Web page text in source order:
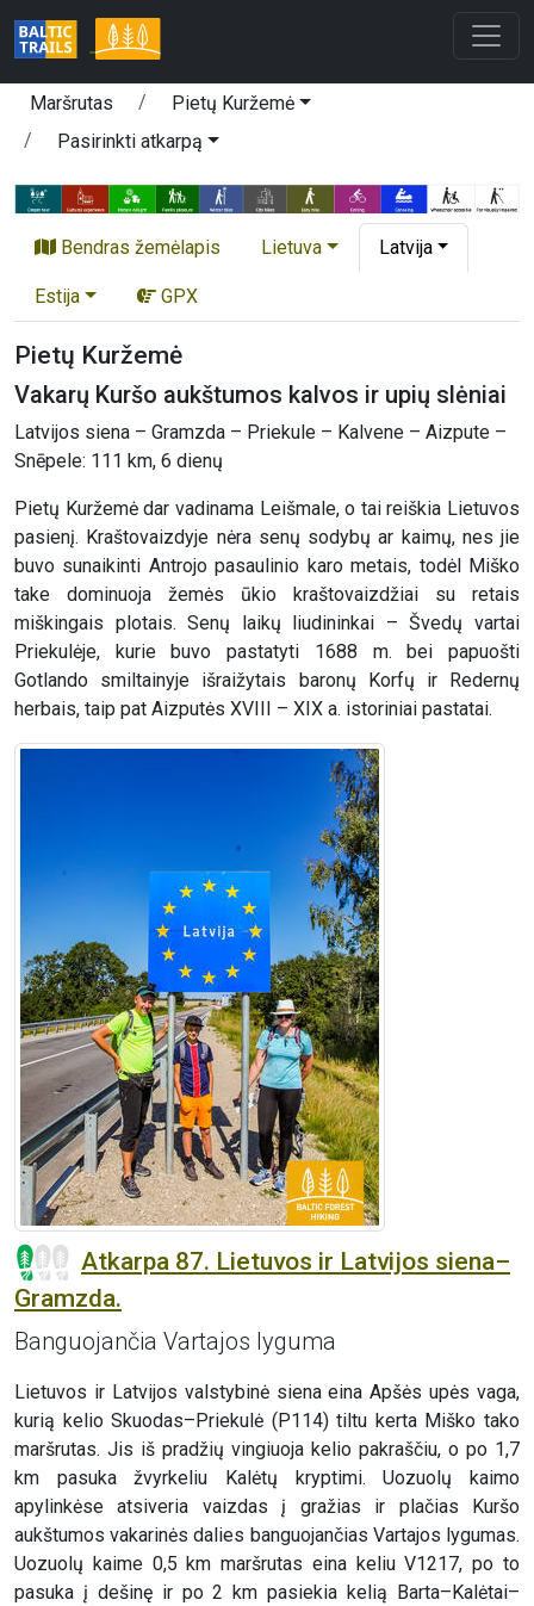
Maršrutas
Pietų Kuržemė
Pasirinkti atkarpą
Bendras žemėlapis Lietuva Latvija
Estija GPX
Pietų Kuržemė
Vakarų Kuršo aukštumos kalvos ir upių slėniai
Latvijos siena – Gramzda – Priekule – Kalvene – Aizpute –
Snēpele: 111 km, 6 dienų
Pietų Kuržemė dar vadinama Leišmale, o tai reiškia Lietuvos
pasienį. Kraštovaizdyje nėra senų sodybų ar kaimų, nes jie
buvo sunaikinti Antrojo pasaulinio karo metais, todėl Miško
take dominuoja žemės ūkio kraštovaizdžiai su retais
miškingais plotais. Senų laikų liudininkai – Švedų vartai
Priekulėje, kurie buvo pastatyti 1688 m. bei papuošti
Gotlando smiltainyje išraižytais baronų Korfų ir Redernų
herbais, taip pat Aizputės XVIII – XIX a. istoriniai pastatai.
Atkarpa 87. Lietuvos ir Latvijos siena–
Gramzda.
Banguojančia Vartajos lyguma
Lietuvos ir Latvijos valstybinė siena eina Apšės upės vaga,
kurią kelio Skuodas–Priekulė (P114) tiltu kerta Miško tako
maršrutas. Jis iš pradžių vingiuoja kelio pakraščiu, o po 1,7
km pasuka žvyrkeliu Kalėtų kryptimi. Uozuolų kaimo
apylinkėse atsiveria vaizdas į gražias ir plačias Kuršo
aukštumos vakarinės dalies banguojančias Vartajos lygumas.
Uozuolų kaime 0,5 km maršrutas eina keliu V1217, po to
pasuka į dešinę ir po 2 km pasiekia kelią Barta–Kalėtai–